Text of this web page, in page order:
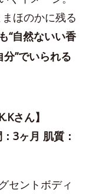
ほのかに残る
“自然ないい香
分”でいられる
さん】
3ヶ月 肌質：
セントボディ